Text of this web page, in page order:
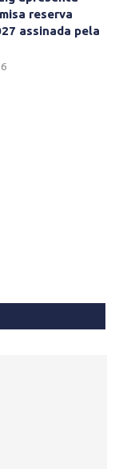
reserva
assinada pela